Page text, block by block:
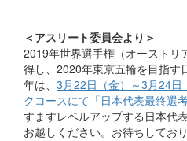
＜アスリート委員会より＞
2019年世界選手権（オーストリ
得し、2020年東京五輪を目指す
年は、 3月22日（金）～3月24日
クコースにて「日本代表最終選
すますレベルアップする日本代
お越しください。お待ちしており